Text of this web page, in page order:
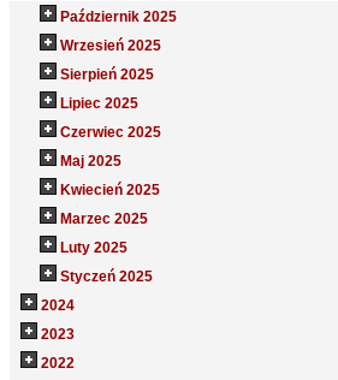
Październik 2025
Wrzesień 2025
Sierpień 2025
Lipiec 2025
Czerwiec 2025
Maj 2025
Kwiecień 2025
Marzec 2025
Luty 2025
Styczeń 2025
2024
2023
2022